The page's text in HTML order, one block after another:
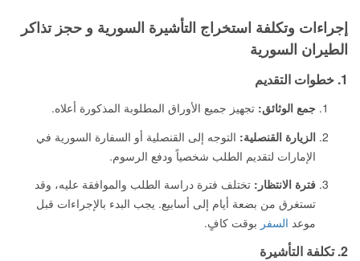
إجراءات وتكلفة استخراج التأشيرة السورية و حجز تذاكر
الطيران السورية
1. خطوات التقديم
جمع الوثائق: تجهيز جميع الأوراق المطلوبة المذكورة أعلاه.
الزيارة القنصلية: التوجه إلى القنصلية أو السفارة السورية في
الإمارات لتقديم الطلب شخصياً ودفع الرسوم.
فترة الانتظار: تختلف فترة دراسة الطلب والموافقة عليه، وقد
تستغرق من بضعة أيام إلى أسابيع. يجب البدء بالإجراءات قبل
موعد السفر بوقت كافٍ.
2. تكلفة التأشيرة